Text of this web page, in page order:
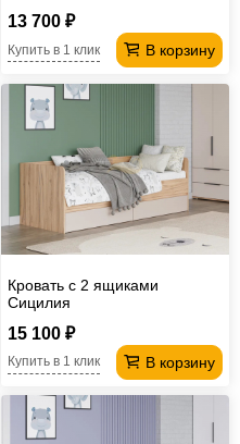
13 700 ₽
В корзину
Купить в 1 клик
Кровать с 2 ящиками
Сицилия
15 100 ₽
В корзину
Купить в 1 клик